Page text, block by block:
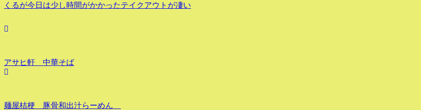
くるが今日は少し時間がかかったテイクアウトが凄い
アサヒ軒 中華そば
麺屋桔梗 豚骨和出汁らーめん